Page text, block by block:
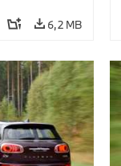
6,2 MB